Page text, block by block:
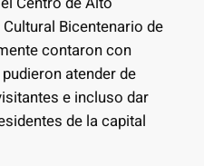
Bicentenario de
contaron con
atender de
e incluso dar
de la capital